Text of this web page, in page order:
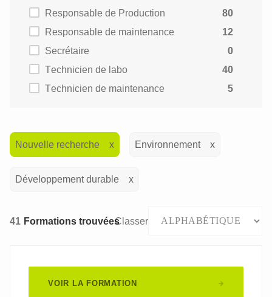
Responsable de Production
80
Responsable de maintenance
12
Secrétaire
0
Technicien de labo
40
Technicien de maintenance
5
Nouvelle recherche Environnement
Développement durable
41 Formations trouvéesClasser
VOIR LA FORMATION